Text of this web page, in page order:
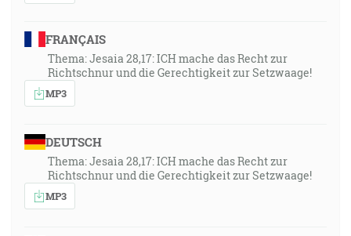
FRANÇAIS
Thema: Jesaia 28,17: ICH mache das Recht zur
Richtschnur und die Gerechtigkeit zur Setzwaage!
MP3
DEUTSCH
Thema: Jesaia 28,17: ICH mache das Recht zur
Richtschnur und die Gerechtigkeit zur Setzwaage!
MP3